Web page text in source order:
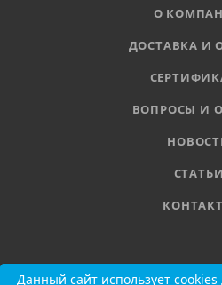
О
ДОСТАВКА И
ВОПРОСЫ И
СТАТЬИ
8 800 555-
Данный сайт использует
Данный сайт использует